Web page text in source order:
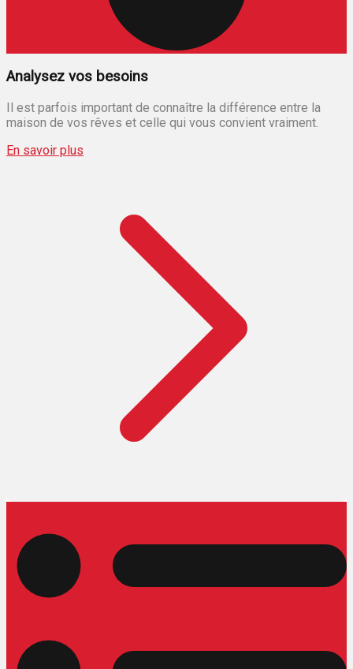
Analysez vos besoins
Il est parfois important de connaître la différence entre la
maison de vos rêves et celle qui vous convient vraiment.
En savoir plus